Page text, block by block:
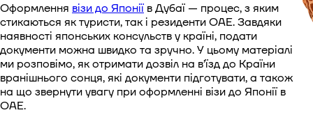
Віза до Канади
Віза до Австралії
Віза до Японії
Оформлення візи до Японії в Дубаї — процес, з яким
стикаються як туристи, так і резиденти ОАЕ. Завдяки
наявності японських консульств у країні, подати
документи можна швидко та зручно. У цьому матеріалі
ми розповімо, як отримати дозвіл на в’їзд до Країни
вранішнього сонця, які документи підготувати, а також
на що звернути увагу при оформленні візи до Японії в
ОАЕ.